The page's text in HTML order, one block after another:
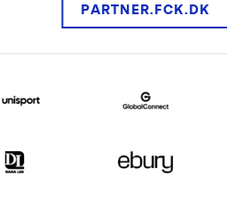
PARTNER.FCK.DK